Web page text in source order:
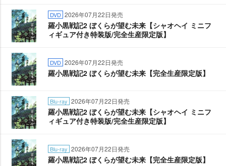
DVD 2026年07月22日発売
羅小黒戦記2 ぼくらが望む未来【シャオヘイ ミニフ
ィギュア付き特装版/完全生産限定版】
DVD 2026年07月22日発売
羅小黒戦記2 ぼくらが望む未来【完全生産限定版】
Blu-ray 2026年07月22日発売
羅小黒戦記2 ぼくらが望む未来【シャオヘイ ミニフ
ィギュア付き特装版/完全生産限定版】
Blu-ray 2026年07月22日発売
羅小黒戦記2 ぼくらが望む未来【完全生産限定版】